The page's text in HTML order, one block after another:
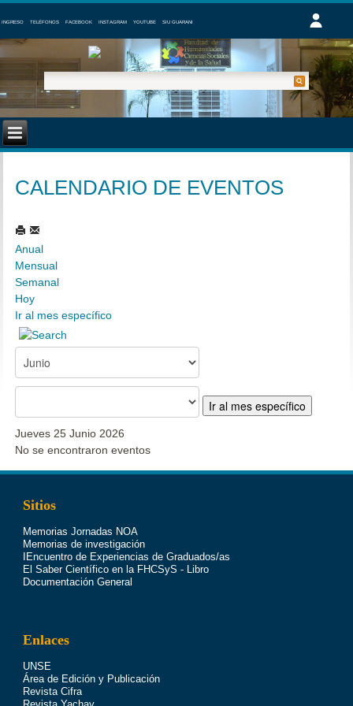
INGRESO TELÉFONOS FACEBOOK INSTAGRAM YOUTUBE SIU GUARANI
CALENDARIO DE EVENTOS
Anual
Mensual
Semanal
Hoy
Ir al mes específico
Ir al mes específico
Jueves 25 Junio 2026
No se encontraron eventos
Sitios
Memorias Jornadas NOA
Memorias de investigación
IEncuentro de Experiencias de Graduados/as
El Saber Científico en la FHCSyS - Libro
Documentación General
Enlaces
UNSE
Área de Edición y Publicación
Revista Cifra